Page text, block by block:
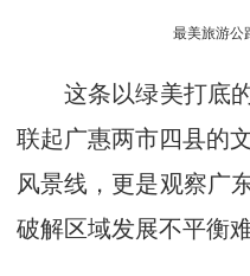
最美旅游公
这条以绿美打底的
联起广惠两市四县的
风景线，更是观察广
破解区域发展不平衡